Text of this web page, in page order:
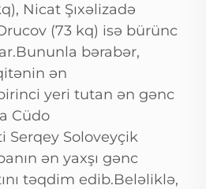
Nicat Şıxəlizadə
(73 kq) isə bürünc
bərabər,
ən
yeri tutan ən gənc
Cüdo
Serqey Soloveyçik
ən yaxşı gənc
təqdim edib.Beləliklə,